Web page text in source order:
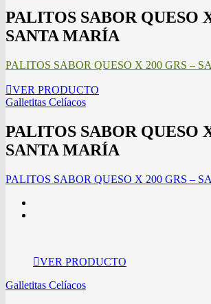
PALITOS SABOR QUESO
SANTA MARÍA
PALITOS SABOR QUESO X 200 GRS –
VER PRODUCTO
Galletitas Celíacos
PALITOS SABOR QUESO
SANTA MARÍA
PALITOS SABOR QUESO X 200 GRS –
VER PRODUCTO
Galletitas Celíacos